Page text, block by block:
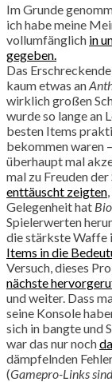
Im Grunde
ich habe meine
vollumfänglich in
gegeben.
Das
kaum etwas an
wirklich großen
wurde so lange an
besten Items
bekommen waren
überhaupt mal
mal zu Freuden
enttäuscht zeigten
Gelegenheit hat
Spielerwerten
die stärkste Waffe
Items in die
Versuch, dieses
nächste
und weiter. Dass
seine Konsole
sich in bangte und
war das nur noch
dämpfelnden
(Gamepro-Links